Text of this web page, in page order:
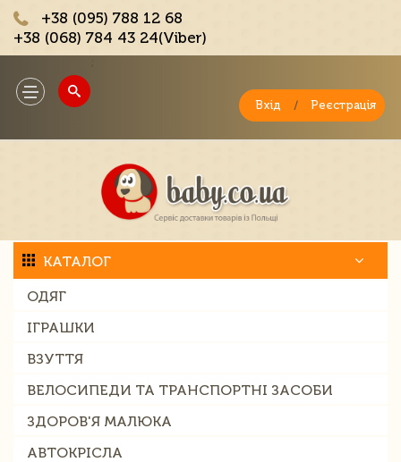
+38 (095) 788 12 68
+38 (068) 784 43 24(Viber)
Toggle
navigation
Вхід / Реєстрація
КАТАЛОГ
ОДЯГ
ІГРАШКИ
ВЗУТТЯ
ВЕЛОСИПЕДИ ТА ТРАНСПОРТНІ ЗАСОБИ
ЗДОРОВ'Я МАЛЮКА
АВТОКРІСЛА